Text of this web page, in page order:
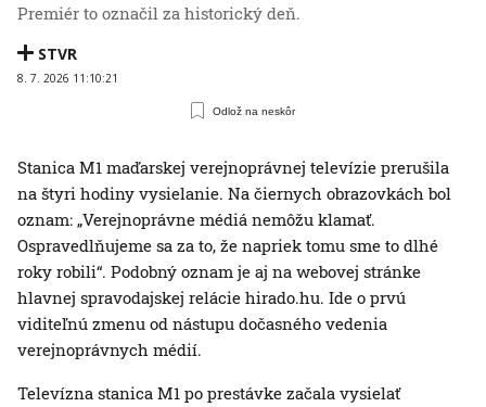
Premiér to označil za historický deň.
STVR
8. 7. 2026 11:10:21
Odlož na neskôr
Stanica M1 maďarskej verejnoprávnej televízie prerušila
na štyri hodiny vysielanie. Na čiernych obrazovkách bol
oznam: „Verejnoprávne médiá nemôžu klamať.
Ospravedlňujeme sa za to, že napriek tomu sme to dlhé
roky robili“. Podobný oznam je aj na webovej stránke
hlavnej spravodajskej relácie hirado.hu. Ide o prvú
viditeľnú zmenu od nástupu dočasného vedenia
verejnoprávnych médií.
Televízna stanica M1 po prestávke začala vysielať